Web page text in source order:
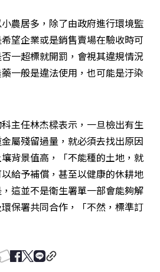
農居多，除了由政府進行環境監
望企業或是銷售賣場在驗收時可
一超標就開罰，會視其違規情況
一般是違法使用，也可能是汙染
主任林杰樑表示，一旦檢出有生
屬殘留過量，就必須去找出原因
背景值高，「不能種的土地，就
給予補償，甚至以健康的休耕地
這並不是衛生署單一部會能夠解
保署共同合作，「不然，標準訂